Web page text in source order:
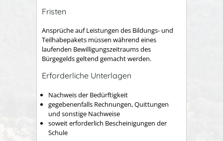
Fristen
Ansprüche auf Leistungen des Bildungs- und
Teilhabepakets müssen während eines
laufenden Bewilligungszeitraums des
Bürgegelds geltend gemacht werden.
Erforderliche Unterlagen
Nachweis der Bedürftigkeit
gegebenenfalls Rechnungen, Quittungen
und sonstige Nachweise
soweit erforderlich Bescheinigungen der
Schule